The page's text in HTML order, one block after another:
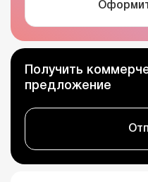
Получить
предложение